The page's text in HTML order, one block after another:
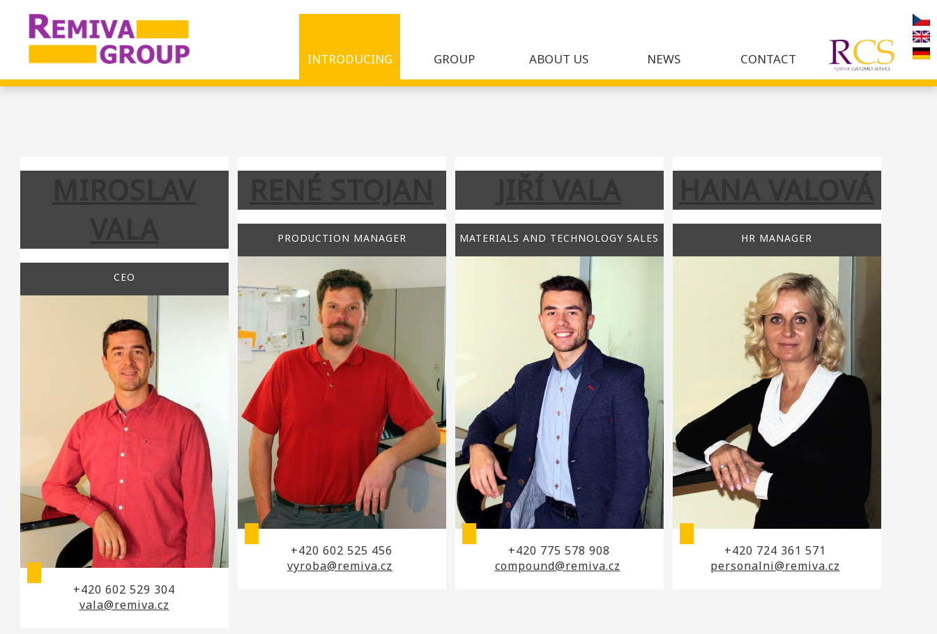
INTRODUCING GROUP ABOUT US NEWS CONTACT
CEO
+420 602 529 304
vala@remiva.cz
PRODUCTION MANAGER
+420 602 525 456
vyroba@remiva.cz
MATERIALS AND TECHNOLOGY SALES
+420 775 578 908
compound@remiva.cz
HR MANAGER
+420 724 361 571
personalni@remiva.cz